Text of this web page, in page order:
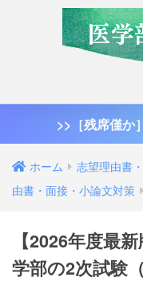
>>［残席僅か
ホーム 志望理由書
由書・面接・小論文対策
【2026年度最
学部の2次試験